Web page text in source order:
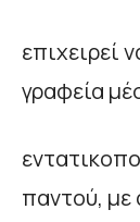
επιχειρεί
γραφεία
παντού, με